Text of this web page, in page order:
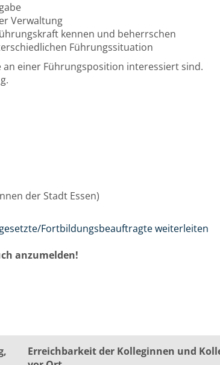
Verwaltung
kennen und beherrschen
Führungssituation
einer Führungsposition interessiert sind.
der Stadt Essen)
Fortbildungsbeauftragte weiterleiten
anzumelden!
Erreichbarkeit der Kolleginnen und